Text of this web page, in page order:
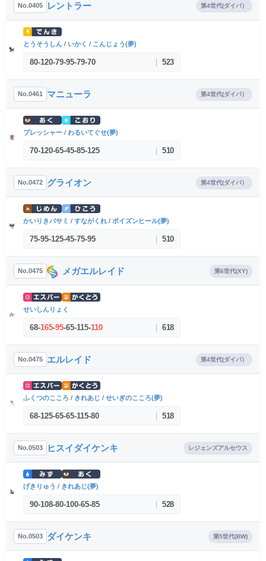
No.0405 レントラー 第4世代(ダイパ）
とうそうしん / いかく / こんじょう(夢)
80-120-79-95-79-70 523
No.0461 マニューラ 第4世代(ダイパ）
プレッシャー / わるいてぐせ(夢)
70-120-65-45-85-125 510
No.0472 グライオン 第4世代(ダイパ）
かいりきバサミ / すながくれ / ポイズンヒール(夢)
75-95-125-45-75-95 510
No.0475 メガエルレイド 第6世代(XY)
せいしんりょく
68-165-95-65-115-110 618
No.0475 エルレイド 第4世代(ダイパ）
ふくつのこころ / きれあじ / せいぎのこころ(夢)
68-125-65-65-115-80 518
No.0503 ヒスイダイケンキ レジェンズアルセウス
げきりゅう / きれあじ(夢)
90-108-80-100-65-85 528
No.0503 ダイケンキ 第5世代(BW)